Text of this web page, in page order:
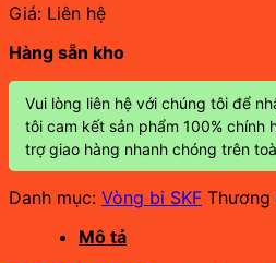
Giá: Liên hệ
Hàng sẵn kho
Vui lòng liên hệ với chúng tôi để
tôi cam kết sản phẩm 100% chính
trợ giao hàng nhanh chóng trên
Danh mục: Vòng bi SKF Thương
Mô tả